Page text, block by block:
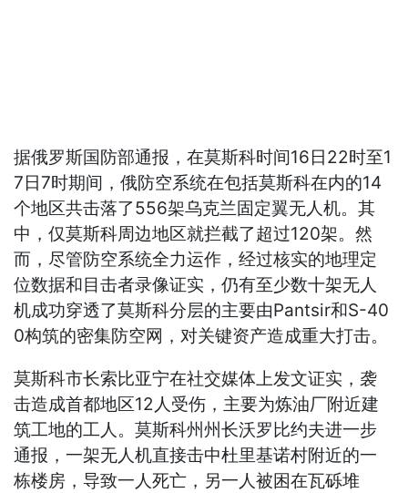
据俄罗斯国防部通报，在莫斯科时间16日22时至1
7日7时期间，俄防空系统在包括莫斯科在内的14
个地区共击落了556架乌克兰固定翼无人机。其
中，仅莫斯科周边地区就拦截了超过120架。然
而，尽管防空系统全力运作，经过核实的地理定
位数据和目击者录像证实，仍有至少数十架无人
机成功穿透了莫斯科分层的主要由Pantsir和S-40
0构筑的密集防空网，对关键资产造成重大打击。
莫斯科市长索比亚宁在社交媒体上发文证实，袭
击造成首都地区12人受伤，主要为炼油厂附近建
筑工地的工人。莫斯科州州长沃罗比约夫进一步
通报，一架无人机直接击中杜里基诺村附近的一
栋楼房，导致一人死亡，另一人被困在瓦砾堆